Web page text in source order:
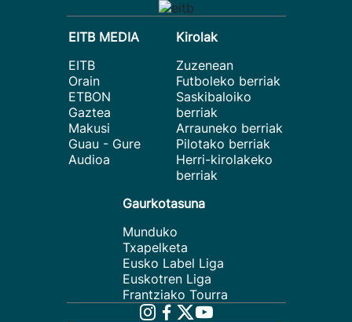
EITB MEDIA
EITB
Orain
ETBON
Gaztea
Makusi
Guau - Gure
Audioa
Kirolak
Zuzenean
Futboleko berriak
Saskibaloiko
berriak
Arrauneko berriak
Pilotako berriak
Herri-kirolakeko
berriak
Gaurkotasuna
Munduko
Txapelketa
Eusko Label Liga
Euskotren Liga
Frantziako Tourra